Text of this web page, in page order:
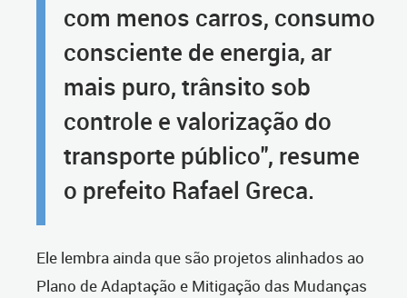
com menos carros, consumo
consciente de energia, ar
mais puro, trânsito sob
controle e valorização do
transporte público", resume
o prefeito Rafael Greca.
Ele lembra ainda que são projetos alinhados ao
Plano de Adaptação e Mitigação das Mudanças